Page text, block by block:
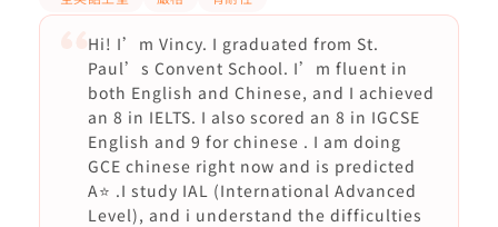
Hi! I’m Vincy. I graduated from St.
Paul’s Convent School. I’m fluent in
both English and Chinese, and I achieved
an 8 in IELTS. I also scored an 8 in IGCSE
English and 9 for chinese . I am doing
GCE chinese right now and is predicted
A⭐️ .I study IAL (International Advanced
Level), and i understand the difficulties